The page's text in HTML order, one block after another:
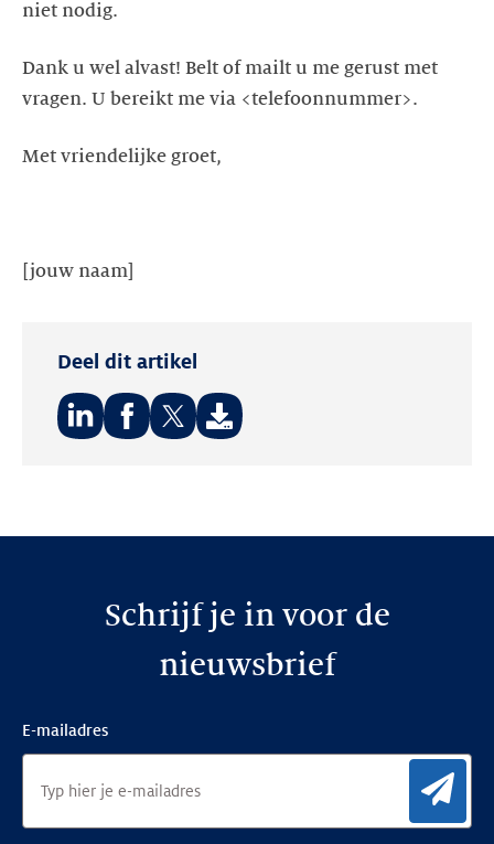
niet nodig.
Dank u wel alvast! Belt of mailt u me gerust met
vragen. U bereikt me via <telefoonnummer>.
Met vriendelijke groet,
[jouw naam]
Deel dit artikel
Schrijf je in voor de
nieuwsbrief
E-mailadres